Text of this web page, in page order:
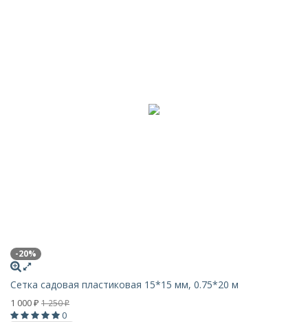
-20%
Сетка садовая пластиковая 15*15 мм, 0.75*20 м
1 000 ₽ 1 250₽
0